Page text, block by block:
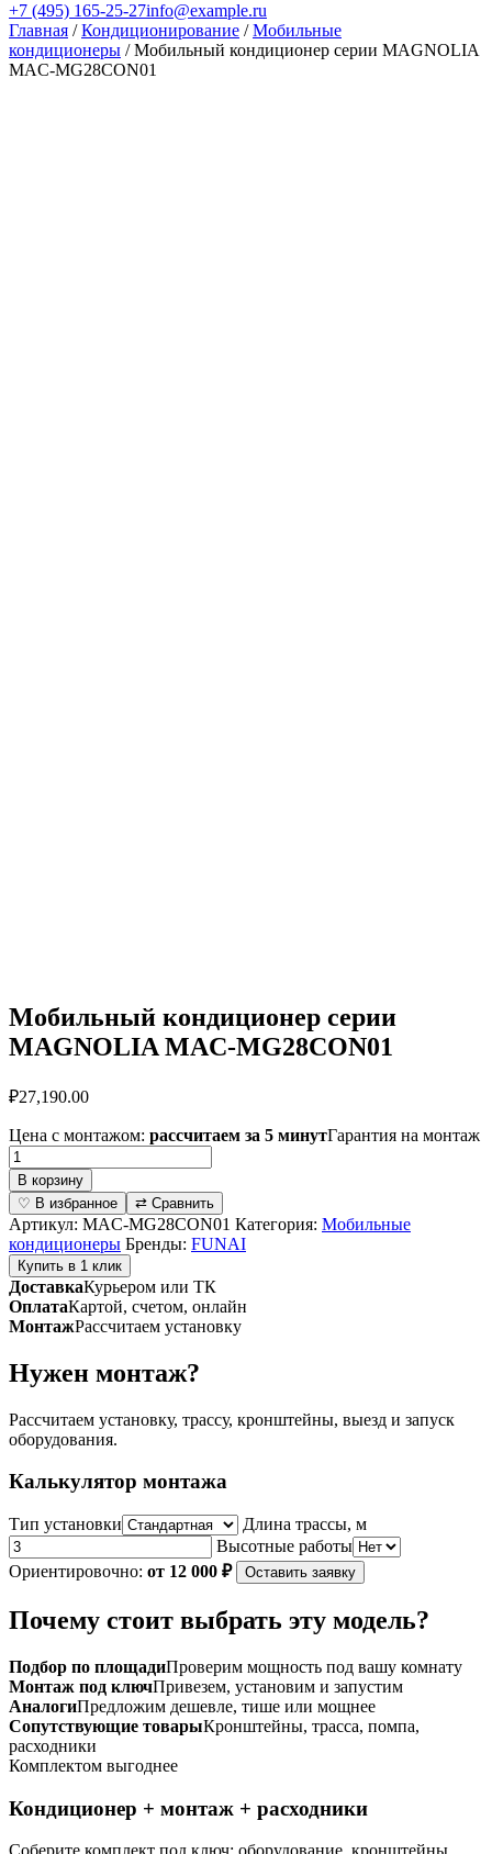
+7 (495) 165-25-27info@example.ru
Главная /Кондиционирование /Мобильные
кондиционеры / Мобильный кондиционер cерии MAGNOLIA
MAC-MG28CON01
Мобильный кондиционер cерии
MAGNOLIA MAC-MG28CON01
₽27,190.00
Цена с монтажом: рассчитаем за 5 минутГарантия на монтаж
Количество
товара
Мобильный
кондиционер
cерии
MAGNOLIA
MAC-
MG28CON01
В корзину
♡ В избранное
⇄ Сравнить
Артикул: MAC-MG28CON01 Категория: Мобильные
кондиционеры Бренды: FUNAI
Купить в 1 клик
ДоставкаКурьером или ТК
ОплатаКартой, счетом, онлайн
МонтажРассчитаем установку
Нужен монтаж?
Рассчитаем установку, трассу, кронштейны, выезд и запуск
оборудования.
Калькулятор монтажа
Тип установки
Длина трассы, м
Высотные работы
Ориентировочно: от 12 000 ₽ Оставить заявку
Почему стоит выбрать эту модель?
Подбор по площадиПроверим мощность под вашу комнату
Монтаж под ключПривезем, установим и запустим
АналогиПредложим дешевле, тише или мощнее
Сопутствующие товарыКронштейны, трасса, помпа,
расходники
Комплектом выгоднее
Кондиционер + монтаж + расходники